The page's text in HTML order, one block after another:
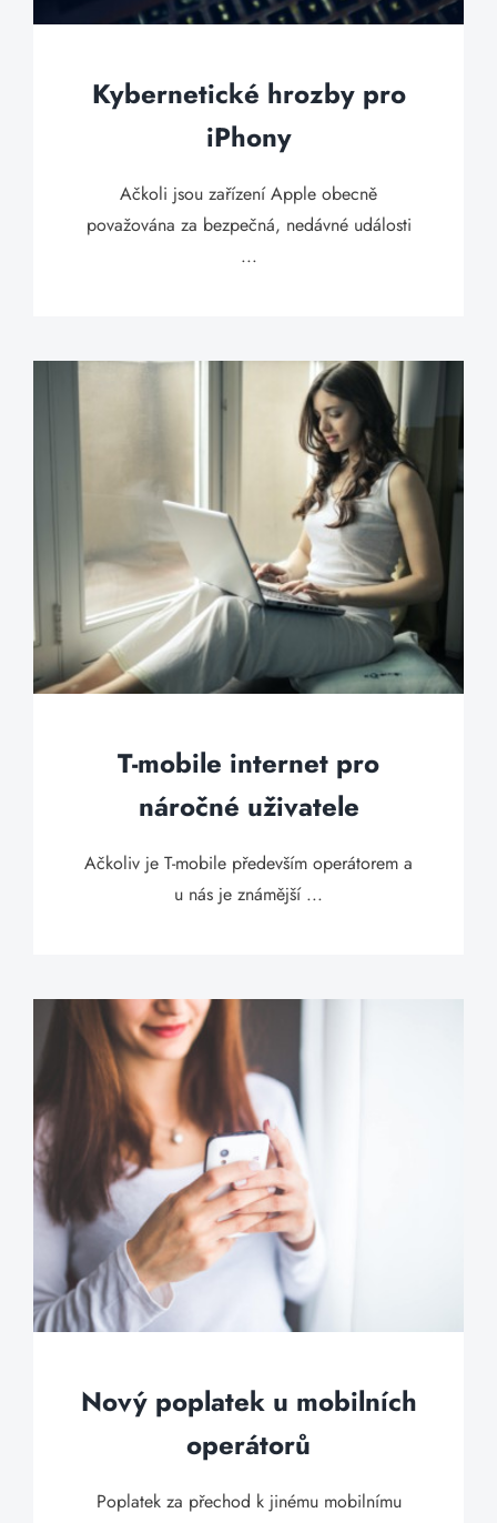
Kybernetické hrozby pro
iPhony
Ačkoli jsou zařízení Apple obecně
považována za bezpečná, nedávné události
...
T-mobile internet pro
náročné uživatele
Ačkoliv je T-mobile především operátorem a
u nás je známější ...
Nový poplatek u mobilních
operátorů
Poplatek za přechod k jinému mobilnímu